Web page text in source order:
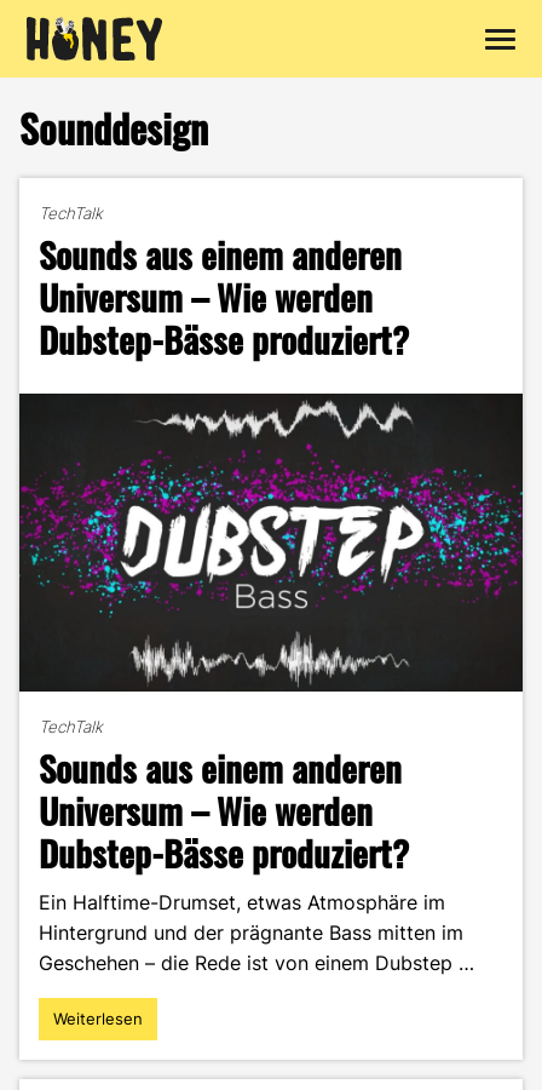
Inhalt
springen
Sounddesign
TechTalk
Sounds aus einem anderen
Universum – Wie werden
Dubstep-Bässe produziert?
TechTalk
Sounds aus einem anderen
Universum – Wie werden
Dubstep-Bässe produziert?
Ein Halftime-Drumset, etwas Atmosphäre im
Hintergrund und der prägnante Bass mitten im
Geschehen – die Rede ist von einem Dubstep …
"Sounds
aus
Weiterlesen